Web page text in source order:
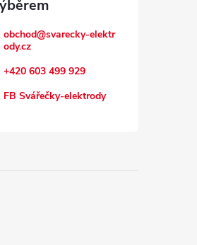
obchod@svarecky-elektr
ody.cz
+420 603 499 929
FB Svářečky-elektrody